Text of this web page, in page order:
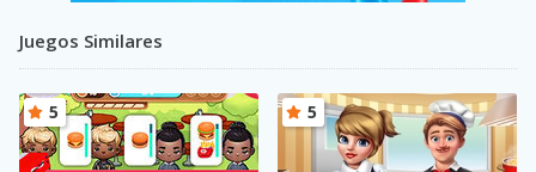
Juegos Similares
5 5